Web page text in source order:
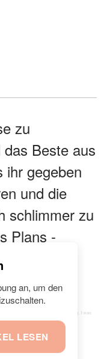
zu
Beste aus
ihr gegeben
und die
schlimmer zu
Plans -
sich auf
kann.
mit Lob für ihre
an, um den
LESEN